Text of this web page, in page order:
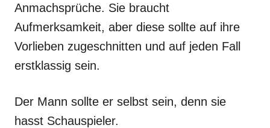
Anmachsprüche. Sie braucht
Aufmerksamkeit, aber diese sollte auf ihre
Vorlieben zugeschnitten und auf jeden Fall
erstklassig sein.
Der Mann sollte er selbst sein, denn sie
hasst Schauspieler.